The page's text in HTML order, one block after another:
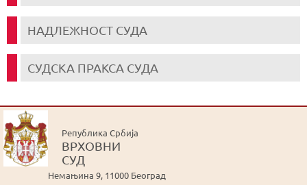
НАДЛЕЖНОСТ СУДА
СУДСКА ПРАКСА СУДА
Република Србија
ВРХОВНИ
СУД
Немањина 9, 11000 Београд